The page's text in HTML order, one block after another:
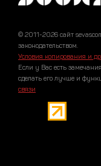
© 2011-2026 сайт
законодательством.
Условия копирования и
Если у Вас есть
сделать его лучше и
связи